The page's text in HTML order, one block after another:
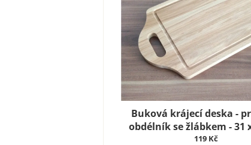
Buková krájecí deska -
obdélník se žlábkem - 31
119 Kč